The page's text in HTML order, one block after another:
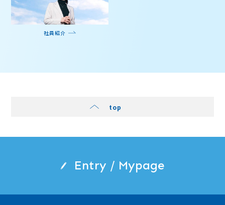
社員紹介
top
Entry / Mypage